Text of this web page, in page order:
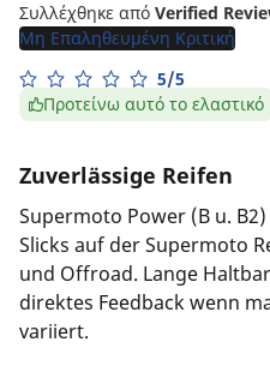
Συλλέχθηκε από Verified
Μη Επαληθευμένη Κριτική
5/5
Προτείνω αυτό το ελαστικό
Zuverlässige Reifen
Supermoto Power (B u.
Slicks auf der Supermoto
und Offroad. Lange
direktes Feedback wenn
variiert.